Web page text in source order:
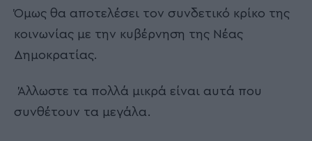
Όμως θα αποτελέσει τον συνδετικό κρίκο της
κοινωνίας με την κυβέρνηση της Νέας
Δημοκρατίας.
Άλλωστε τα πολλά μικρά είναι αυτά που
συνθέτουν τα μεγάλα.